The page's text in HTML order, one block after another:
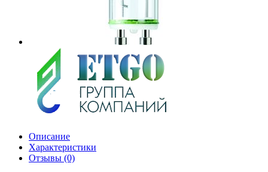
Описание
Характеристики
Отзывы (0)